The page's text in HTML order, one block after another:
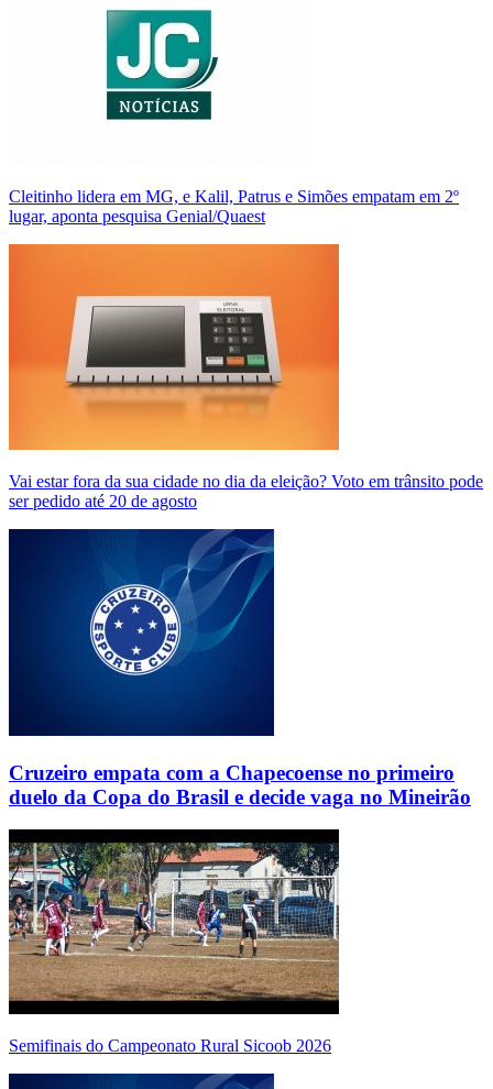
Cleitinho lidera em MG, e Kalil, Patrus e Simões empatam em 2º
lugar, aponta pesquisa Genial/Quaest
Vai estar fora da sua cidade no dia da eleição? Voto em trânsito pode
ser pedido até 20 de agosto
Cruzeiro empata com a Chapecoense no primeiro
duelo da Copa do Brasil e decide vaga no Mineirão
Semifinais do Campeonato Rural Sicoob 2026